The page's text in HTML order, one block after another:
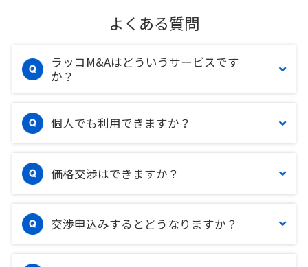
よくある質問
ラッコM&Aはどういうサービスです
か？
個人でも利用できますか？
価格交渉はできますか？
交渉申込みするとどうなりますか？